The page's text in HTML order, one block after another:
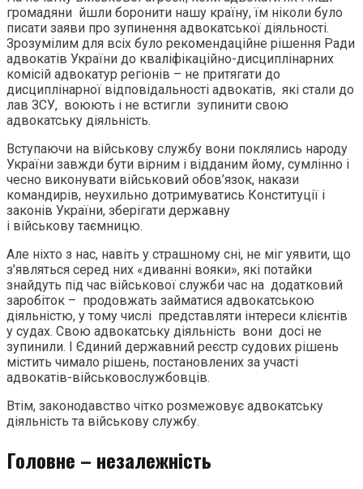
громадяни йшли боронити нашу країну, їм ніколи було
писати заяви про зупинення адвокатської діяльності.
Зрозумілим для всіх було рекомендаційне рішення Ради
адвокатів України до кваліфікаційно-дисциплінарних
комісій адвокатур регіонів – не притягати до
дисциплінарної відповідальності адвокатів, які стали до
лав ЗСУ, воюють і не встигли зупинити свою
адвокатську діяльність.
Вступаючи на військову службу вони поклялись народу
України завжди бути вірним і відданим йому, сумлінно і
чесно виконувати військовий обов’язок, накази
командирів, неухильно дотримуватись Конституції і
законів України, зберігати державну
і військову таємницю.
Але ніхто з нас, навіть у страшному сні, не міг уявити, що
з’являться серед них «диванні вояки», які потайки
знайдуть під час військової служби час на додатковий
заробіток – продовжать займатися адвокатською
діяльністю, у тому числі представляти інтереси клієнтів
у судах. Свою адвокатську діяльність вони досі не
зупинили. І Єдиний державний реєстр судових рішень
містить чимало рішень, постановлених за участі
адвокатів-військовослужбовців.
Втім, законодавство чітко розмежовує адвокатську
діяльність та військову службу.
Головне – незалежність